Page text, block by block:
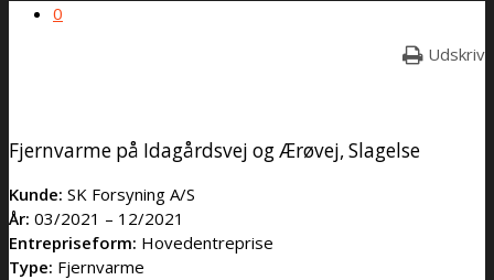
0
Udskriv
Fjernvarme på Idagårdsvej og Ærøvej, Slagelse
Kunde: SK Forsyning A/S
År: 03/2021 – 12/2021
Entrepriseform: Hovedentreprise
Type: Fjernvarme